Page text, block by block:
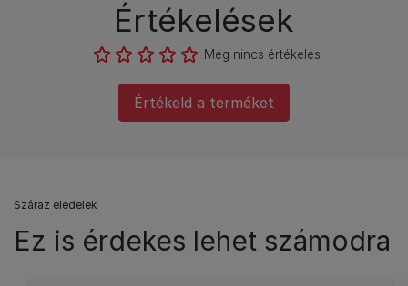
Értékelések
Még nincs értékelés
Értékeld a terméket
Száraz eledelek
Ez is érdekes lehet számodra